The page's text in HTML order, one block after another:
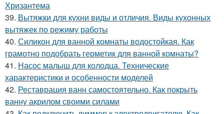
Хризантема
39. Вытяжки для кухни виды и отличия. Виды кухонных
вытяжек по режиму работы
40. Силикон для ванной комнаты водостойкая. Как
грамотно подобрать герметик для ванной комнаты?
41. Насос малыш для колодца. Технические
характеристики и особенности моделей
42. Реставрация ванн самостоятельно. Как покрыть
ванну акрилом своими силами